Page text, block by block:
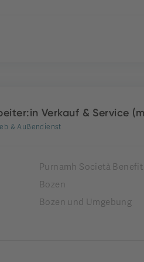
Verkauf & Service
& Außendienst
Purnamh Società Benefit
Bozen
Bozen und Umgebung